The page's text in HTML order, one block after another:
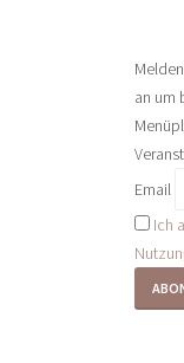
an um
Email
Ich